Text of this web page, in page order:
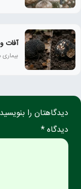
آفات
دیدگاهتان را بنویسید
دیدگاه *